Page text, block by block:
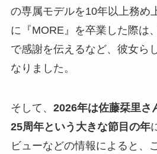
の専属モデルを10年以上務め
に『MORE』を卒業した際は
で感謝を伝えるなど、彼女ら
なりました。
そして、 2026年は佐藤栞里さ
25周年という大きな節目の年
ビューなどの情報によると、